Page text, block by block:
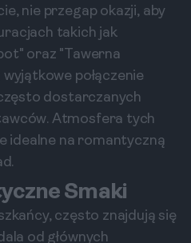
nie przegap okazji, aby
takich jak
oraz "Tawerna
połączenie
dostarczanych
Atmosfera tych
idealne na romantyczną
Smaki
często znajdują się
od głównych